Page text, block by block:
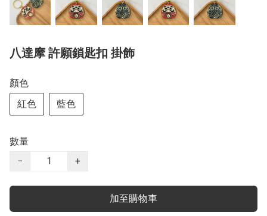
八達摩 許願鎖匙扣 掛飾
顏色
紅色
藍色
數量
−
+
加至購物車